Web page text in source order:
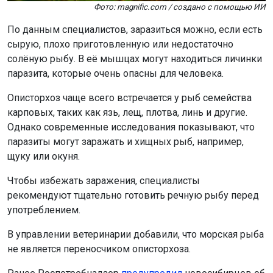
Фото: magnific.com / создано с помощью ИИ
По данным специалистов, заразиться можно, если есть
сырую, плохо приготовленную или недостаточно
солёную рыбу. В её мышцах могут находиться личинки
паразита, которые очень опасны для человека.
Описторхоз чаще всего встречается у рыб семейства
карповых, таких как язь, лещ, плотва, линь и другие.
Однако современные исследования показывают, что
паразиты могут заражать и хищных рыб, например,
щуку или окуня.
Чтобы избежать заражения, специалисты
рекомендуют тщательно готовить речную рыбу перед
употреблением.
В управлении ветеринарии добавили, что морская рыба
не является переносчиком описторхоза.